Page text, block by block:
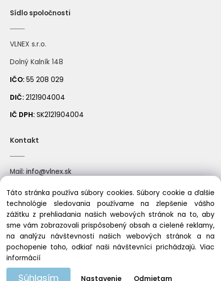
Sídlo spoločnosti
VLNEX s.r.o.
Dolný Kalník 148
IČO: 55 208 029
DIČ: 2121904004
IČ DPH: SK2121904004
Kontakt
Mail:info@vlnex.sk
Mobil: +421910522388
Copyright © 2023 vlnex.sk, All rights reserved
Táto stránka používa súbory cookies. Súbory cookie a ďalšie
technológie sledovania používame na zlepšenie vášho
zážitku z prehliadania našich webových stránok na to, aby
sme vám zobrazovali prispôsobený obsah a cielené reklamy,
na analýzu návštevnosti našich webových stránok a na
pochopenie toho, odkiaľ naši návštevníci prichádzajú.Viac
informácií
Súhlasím Nastavenie Odmietam